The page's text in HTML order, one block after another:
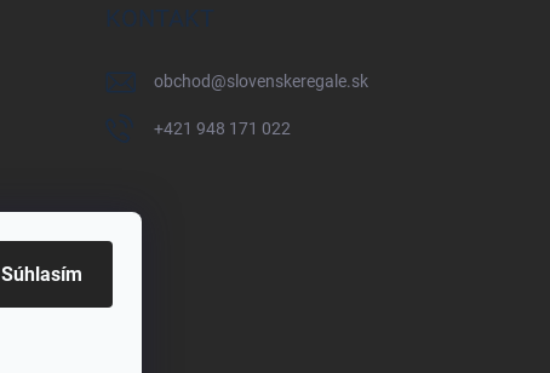
Súhlasím
KONTAKT
obchod@slovenskeregale.sk
+421 948 171 022